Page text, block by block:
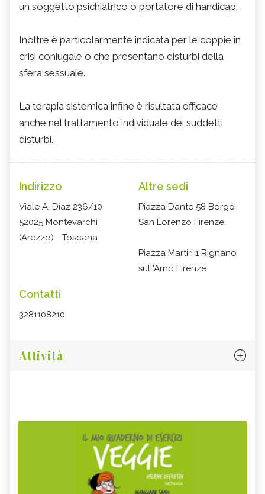
un soggetto psichiatrico o portatore di handicap.
Inoltre è particolarmente indicata per le coppie in
crisi coniugale o che presentano disturbi della
sfera sessuale.
La terapia sistemica infine è risultata efficace
anche nel trattamento individuale dei suddetti
disturbi.
Indirizzo
Viale A. Diaz 236/10
52025 Montevarchi
(Arezzo) - Toscana
Altre sedi
Piazza Dante 58 Borgo
San Lorenzo Firenze.
Piazza Martiri 1 Rignano
sull'Arno Firenze
Contatti
3281108210
Attività